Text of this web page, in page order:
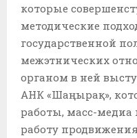
которые
методические
государственной
межэтнических
органом в ней
АНК «Шаңырақ»,
работы, масс-медиа
работу